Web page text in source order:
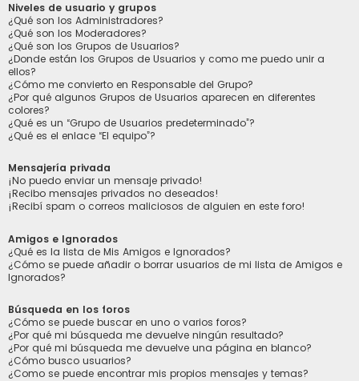
Niveles de usuario y grupos
¿Qué son los Administradores?
¿Qué son los Moderadores?
¿Qué son los Grupos de Usuarios?
¿Donde están los Grupos de Usuarios y como me puedo unir a
ellos?
¿Cómo me convierto en Responsable del Grupo?
¿Por qué algunos Grupos de Usuarios aparecen en diferentes
colores?
¿Qué es un “Grupo de Usuarios predeterminado”?
¿Qué es el enlace “El equipo”?
Mensajería privada
¡No puedo enviar un mensaje privado!
¡Recibo mensajes privados no deseados!
¡Recibí spam o correos maliciosos de alguien en este foro!
Amigos e Ignorados
¿Qué es la lista de Mis Amigos e Ignorados?
¿Cómo se puede añadir o borrar usuarios de mi lista de Amigos e
Ignorados?
Búsqueda en los foros
¿Cómo se puede buscar en uno o varios foros?
¿Por qué mi búsqueda me devuelve ningún resultado?
¿Por qué mi búsqueda me devuelve una página en blanco?
¿Cómo busco usuarios?
¿Como se puede encontrar mis propios mensajes y temas?